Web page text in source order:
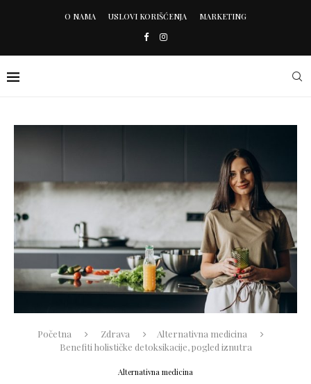
O NAMA USLOVI KORIŠĆENJA MARKETING
Početna Zdrava
Alternativna medicina
Benefiti holističke detoksikacije, pogled iznutra
Alternativna medicina